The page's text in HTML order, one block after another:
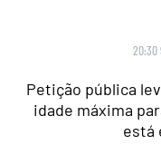
20:30
Petição pública
idade máxima
está